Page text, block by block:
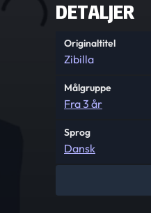
DETALJER
Originaltitel
Zibilla
Målgruppe
Fra 3 år
Sprog
Dansk